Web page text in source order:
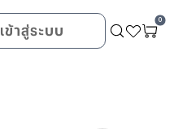
เข้าสู่ระบบ
0